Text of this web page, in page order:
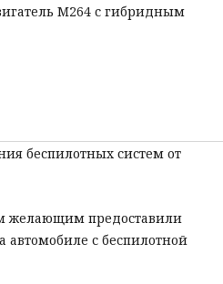
M264 с гибридным
беспилотных систем от
желающим предоставили
автомобиле с беспилотной